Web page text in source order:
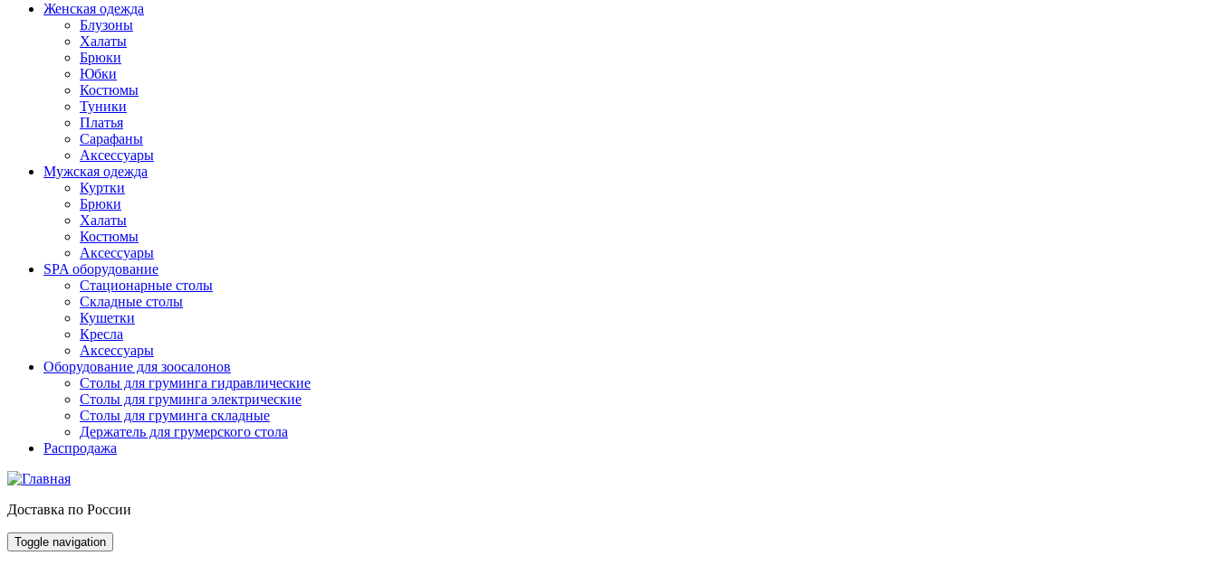
Женская одежда
Блузоны
Халаты
Брюки
Юбки
Костюмы
Туники
Платья
Сарафаны
Аксессуары
Мужская одежда
Куртки
Брюки
Халаты
Костюмы
Аксессуары
SPA оборудование
Стационарные столы
Складные столы
Кушетки
Кресла
Аксессуары
Оборудование для зоосалонов
Столы для груминга гидравлические
Столы для груминга электрические
Столы для груминга складные
Держатель для грумерского стола
Распродажа
Доставка по России
Toggle navigation